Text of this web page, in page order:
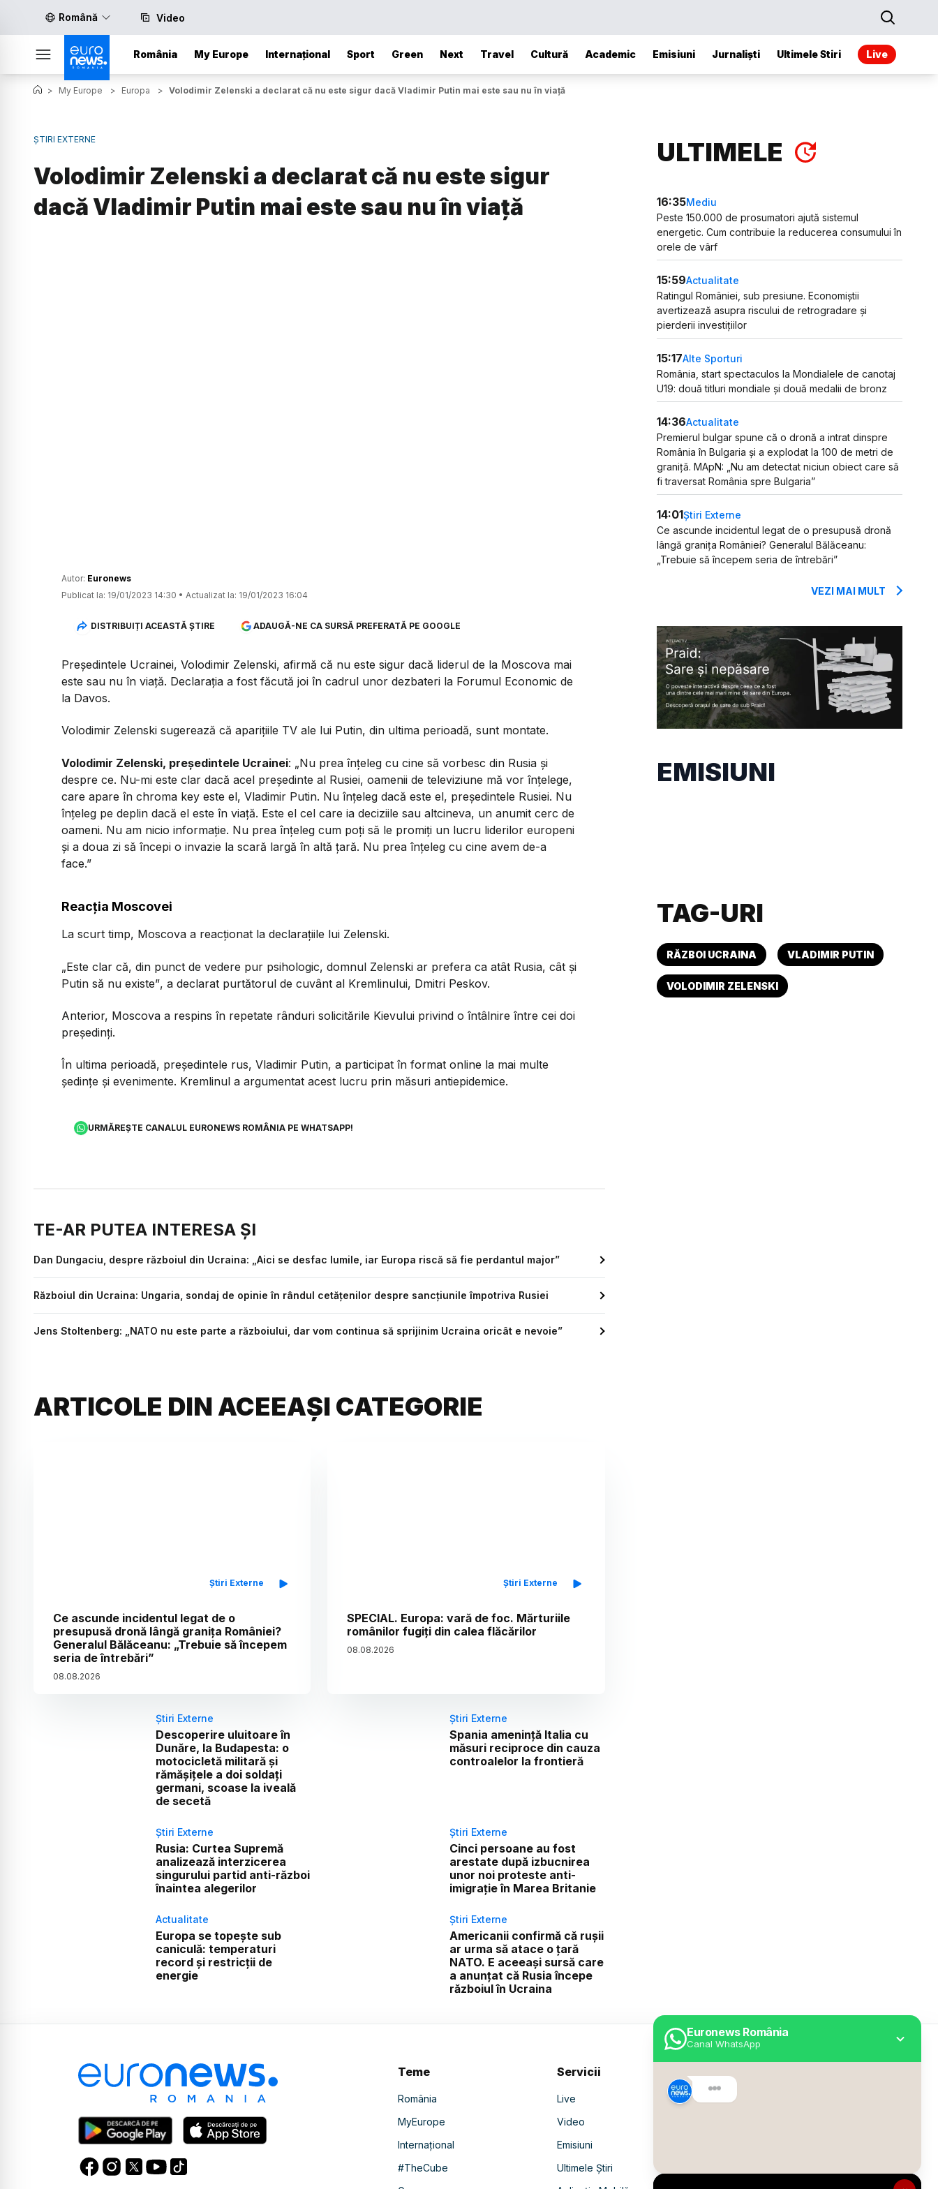
Română Video
România My Europe Internațional Sport Green Next Travel Cultură Academic Emisiuni Jurnaliști Ultimele Stiri Live
Euronews România
Canal WhatsApp
> My Europe > Europa > Volodimir Zelenski a declarat că nu este sigur dacă Vladimir Putin mai este sau nu în viață
ȘTIRI EXTERNE
Volodimir Zelenski a declarat că nu este sigur
dacă Vladimir Putin mai este sau nu în viață
Autor: Euronews
Publicat la: 19/01/2023 14:30 • Actualizat la: 19/01/2023 16:04
DISTRIBUIȚI ACEASTĂ ȘTIRE ADAUGĂ-NE CA SURSĂ PREFERATĂ PE GOOGLE
Președintele Ucrainei, Volodimir Zelenski, afirmă că nu este sigur dacă liderul de la Moscova mai
este sau nu în viață. Declarația a fost făcută joi în cadrul unor dezbateri la Forumul Economic de
la Davos.
Volodimir Zelenski sugerează că aparițiile TV ale lui Putin, din ultima perioadă, sunt montate.
Volodimir Zelenski, președintele Ucrainei: „Nu prea înțeleg cu cine să vorbesc din Rusia și
despre ce. Nu-mi este clar dacă acel președinte al Rusiei, oamenii de televiziune mă vor înțelege,
care apare în chroma key este el, Vladimir Putin. Nu înțeleg dacă este el, președintele Rusiei. Nu
înțeleg pe deplin dacă el este în viață. Este el cel care ia deciziile sau altcineva, un anumit cerc de
oameni. Nu am nicio informație. Nu prea înțeleg cum poți să le promiți un lucru liderilor europeni
și a doua zi să începi o invazie la scară largă în altă țară. Nu prea înțeleg cu cine avem de-a
face.”
Reacția Moscovei
La scurt timp, Moscova a reacționat la declarațiile lui Zelenski.
„Este clar că, din punct de vedere pur psihologic, domnul Zelenski ar prefera ca atât Rusia, cât și
Putin să nu existe”, a declarat purtătorul de cuvânt al Kremlinului, Dmitri Peskov.
Anterior, Moscova a respins în repetate rânduri solicitările Kievului privind o întâlnire între cei doi
președinți.
În ultima perioadă, președintele rus, Vladimir Putin, a participat în format online la mai multe
ședințe și evenimente. Kremlinul a argumentat acest lucru prin măsuri antiepidemice.
URMĂREȘTE CANALUL EURONEWS ROMÂNIA PE WHATSAPP!
TE-AR PUTEA INTERESA ȘI
Dan Dungaciu, despre războiul din Ucraina: „Aici se desfac lumile, iar Europa riscă să fie perdantul major”
Războiul din Ucraina: Ungaria, sondaj de opinie în rândul cetățenilor despre sancțiunile împotriva Rusiei
Jens Stoltenberg: „NATO nu este parte a războiului, dar vom continua să sprijinim Ucraina oricât e nevoie”
ARTICOLE DIN ACEEAȘI CATEGORIE
Știri Externe
Ce ascunde incidentul legat de o
presupusă dronă lângă granița României?
Generalul Bălăceanu: „Trebuie să începem
seria de întrebări”
08.08.2026
Știri Externe
SPECIAL. Europa: vară de foc. Mărturiile
românilor fugiți din calea flăcărilor
08.08.2026
Știri Externe
Descoperire uluitoare în
Dunăre, la Budapesta: o
motocicletă militară și
rămășițele a doi soldați
germani, scoase la iveală
de secetă
Știri Externe
Spania amenință Italia cu
măsuri reciproce din cauza
controalelor la frontieră
Știri Externe
Rusia: Curtea Supremă
analizează interzicerea
singurului partid anti-război
înaintea alegerilor
Știri Externe
Cinci persoane au fost
arestate după izbucnirea
unor noi proteste anti-
imigrație în Marea Britanie
Actualitate
Europa se topește sub
caniculă: temperaturi
record și restricții de
energie
Știri Externe
Americanii confirmă că rușii
ar urma să atace o țară
NATO. E aceeași sursă care
a anunțat că Rusia începe
războiul în Ucraina
ULTIMELE
16:35Mediu
Peste 150.000 de prosumatori ajută sistemul
energetic. Cum contribuie la reducerea consumului în
orele de vârf
15:59Actualitate
Ratingul României, sub presiune. Economiștii
avertizează asupra riscului de retrogradare și
pierderii investițiilor
15:17Alte Sporturi
România, start spectaculos la Mondialele de canotaj
U19: două titluri mondiale și două medalii de bronz
14:36Actualitate
Premierul bulgar spune că o dronă a intrat dinspre
România în Bulgaria și a explodat la 100 de metri de
graniță. MApN: „Nu am detectat niciun obiect care să
fi traversat România spre Bulgaria”
14:01Știri Externe
Ce ascunde incidentul legat de o presupusă dronă
lângă granița României? Generalul Bălăceanu:
„Trebuie să începem seria de întrebări”
VEZI MAI MULT
EMISIUNI
TAG-URI
RĂZBOI UCRAINA VLADIMIR PUTIN
VOLODIMIR ZELENSKI
Teme
România
MyEurope
Internațional
#TheCube
Servicii
Live
Video
Emisiuni
Ultimele Știri
Despre Euronews